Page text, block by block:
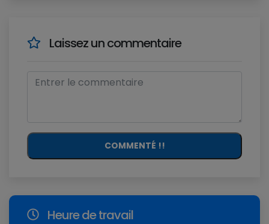
Laissez un commentaire
COMMENTÉ !!
Heure de travail